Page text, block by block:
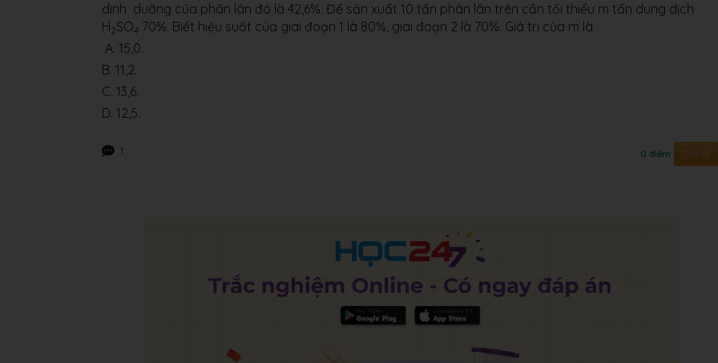
dinh dưỡng của phân lân đó là 42,6%. Để sản xuất 10 tấn phân lân trên cần tối thiểu m tấn dung dịch
H2SO4 70%. Biết hiệu suất của giai đoạn 1 là 80%, giai đoạn 2 là 70%. Giá trị của m là
A. 15,0.
B. 11,2.
C. 13,6.
D. 12,5.
1 0 điểm Trả lời